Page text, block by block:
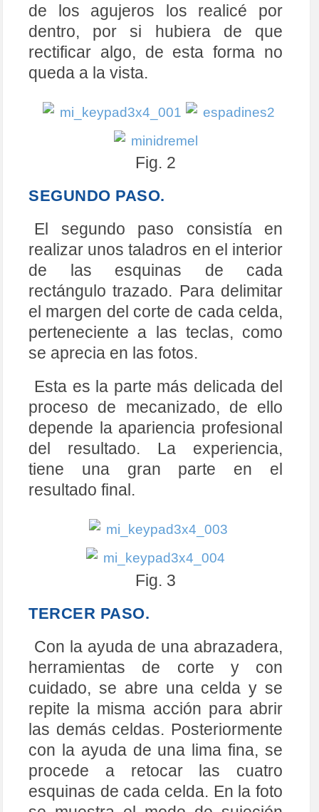
de los agujeros los realicé por
dentro, por si hubiera de que
rectificar algo, de esta forma no
queda a la vista.
Fig. 2
SEGUNDO PASO.
El segundo paso consistía en
realizar unos taladros en el interior
de las esquinas de cada
rectángulo trazado. Para delimitar
el margen del corte de cada celda,
perteneciente a las teclas, como
se aprecia en las fotos.
Esta es la parte más delicada del
proceso de mecanizado, de ello
depende la apariencia profesional
del resultado. La experiencia,
tiene una gran parte en el
resultado final.
Fig. 3
TERCER PASO.
Con la ayuda de una abrazadera,
herramientas de corte y con
cuidado, se abre una celda y se
repite la misma acción para abrir
las demás celdas. Posteriormente
con la ayuda de una lima fina, se
procede a retocar las cuatro
esquinas de cada celda. En la foto